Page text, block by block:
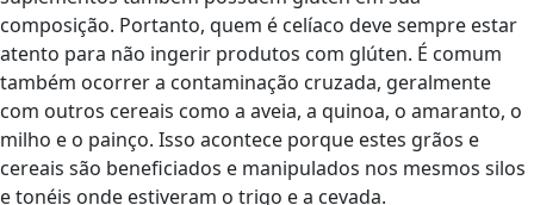
composição. Portanto, quem é celíaco deve sempre estar
atento para não ingerir produtos com glúten. É comum
também ocorrer a contaminação cruzada, geralmente
com outros cereais como a aveia, a quinoa, o amaranto, o
milho e o painço. Isso acontece porque estes grãos e
cereais são beneficiados e manipulados nos mesmos silos
e tonéis onde estiveram o trigo e a cevada.